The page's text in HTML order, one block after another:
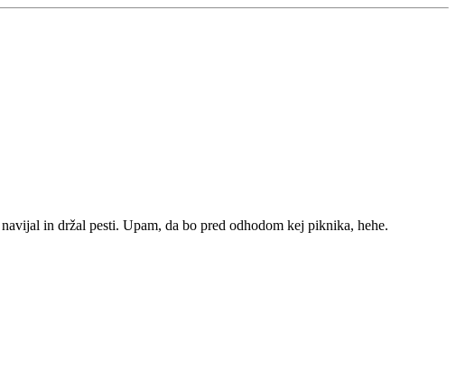
in držal pesti. Upam, da bo pred odhodom kej piknika, hehe.